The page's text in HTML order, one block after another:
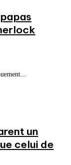
un
celui de